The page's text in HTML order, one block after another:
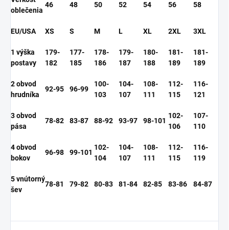
oblečenia
46 48 50 52 54 56 58
EU/USA XS S M L XL 2XL 3XL
1 výška
postavy
179-
182
177-
185
178-
186
179-
187
180-
188
181-
189
181-
189
2 obvod
hrudníka
92-95 96-99
100-
103
104-
107
108-
111
112-
115
116-
121
3 obvod
pása
78-82 83-87 88-92 93-97 98-101
102-
106
107-
110
4 obvod
bokov
96-98 99-101
102-
104
104-
107
108-
111
112-
115
116-
119
5 vnútorný
šev
78-81 79-82 80-83 81-84 82-85 83-86 84-87